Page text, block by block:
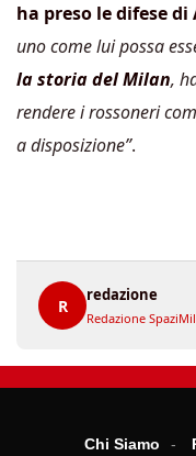
ha preso le difese
uno come lui possa
la storia del Milan,
rendere i rossoneri
a disposizione”.
R
redazione
Redazione
Chi Siamo